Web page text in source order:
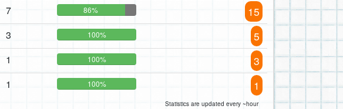
7 86% 15
3 100% 5
1 100% 3
1 100% 1
Statistics are updated every ~hour